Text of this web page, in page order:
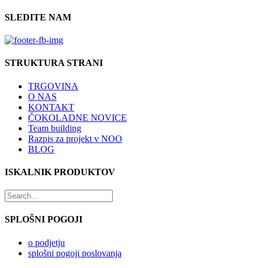
SLEDITE NAM
STRUKTURA STRANI
TRGOVINA
O NAS
KONTAKT
ČOKOLADNE NOVICE
Team building
Razpis za projekt v NOO
BLOG
ISKALNIK PRODUKTOV
SPLOŠNI POGOJI
o podjetju
splošni pogoji poslovanja